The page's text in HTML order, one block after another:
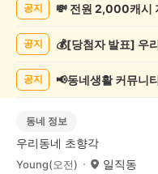
공지
공지
공지 📢동네생활 커뮤니
동네 정보
우리동네 초향각
Young(오전) 일직동